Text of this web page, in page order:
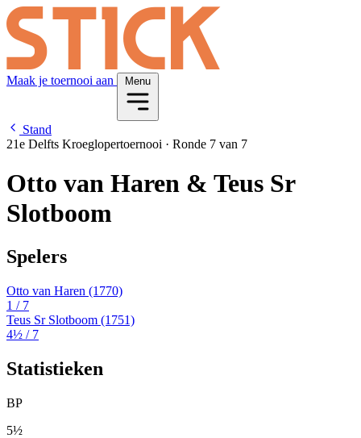
Maak je toernooi aan Menu
Stand
21e Delfts Kroeglopertoernooi · Ronde 7 van 7
Otto van Haren & Teus Sr
Slotboom
Spelers
Otto van Haren (1770)
1 / 7
Teus Sr Slotboom (1751)
4½ / 7
Statistieken
BP
5½